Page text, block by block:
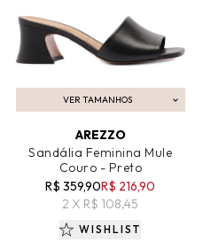
VER TAMANHOS
ADICIONAR AO CARRINHO
AREZZO
Sandália Feminina Mule
Couro - Preto
R$ 359,90R$ 216,90
2 X R$ 108,45
WISHLIST